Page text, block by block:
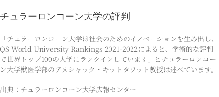
チュラーロンコーン大学の評判
「チュラーロンコーン大学は社会のためのイノベーションを生み出し、
QS World University Rankings 2021-2022によると、学術的な評判
で世界トップ100の大学にランクインしています」とチュラーロンコー
ン大学獣医学部のアヌシャック・キットタワット教授は述べています。
出典：チュラーロンコーン大学広報センター